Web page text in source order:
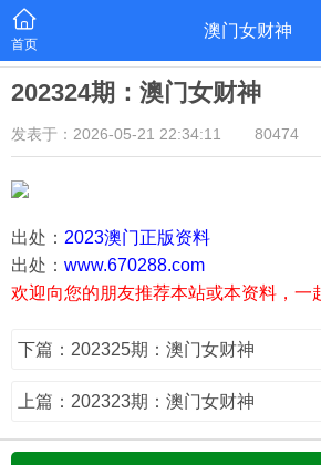
首页
澳门女财神
202324期：澳门女财神
发表于：2026-05-21 22:34:11 80474
出处： 2023澳门正版资料
出处： www.670288.com
欢迎向您的朋友推荐本站或本资料，一
下篇：202325期：澳门女财神
上篇：202323期：澳门女财神